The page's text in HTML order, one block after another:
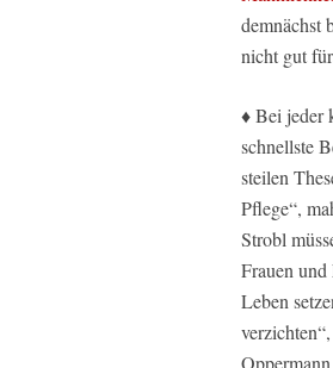
demnächst
nicht gut
♦ Bei jeder
schnellste
steilen
Pflege“,
Strobl
Frauen
Leben